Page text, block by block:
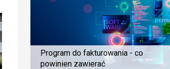
Program do fakturowania - co
powinien zawierać